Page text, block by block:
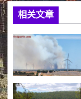
相关文章